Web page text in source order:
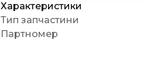
Характеристики
Тип запчастини
Партномер